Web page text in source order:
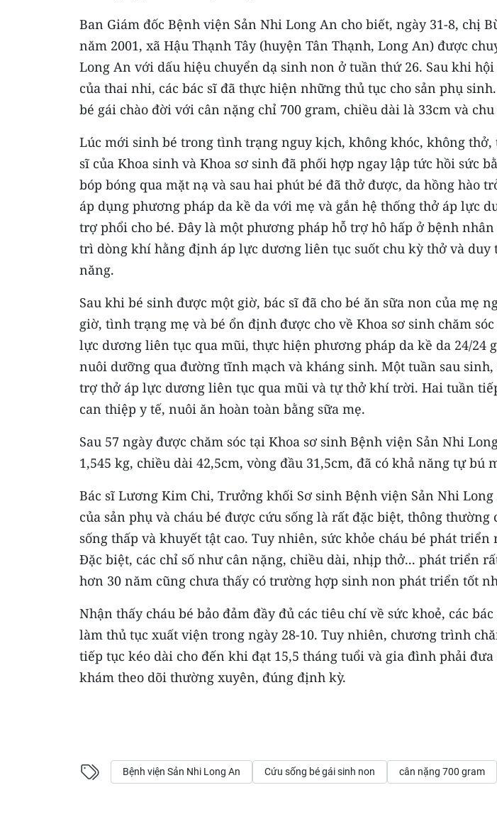
Ban Giám đốc Bệnh viện Sản Nhi Long An cho biết, ngày 31-8, chị
năm 2001, xã Hậu Thạnh Tây (huyện Tân Thạnh, Long An) được
Long An với dấu hiệu chuyển dạ sinh non ở tuần thứ 26. Sau khi
của thai nhi, các bác sĩ đã thực hiện những thủ tục cho sản phụ
bé gái chào đời với cân nặng chỉ 700 gram, chiều dài là 33cm và
Lúc mới sinh bé trong tình trạng nguy kịch, không khóc, không thở,
sĩ của Khoa sinh và Khoa sơ sinh đã phối hợp ngay lập tức hồi sức
bóp bóng qua mặt nạ và sau hai phút bé đã thở được, da hồng hào
áp dụng phương pháp da kề da với mẹ và gắn hệ thống thở áp lực
trợ phổi cho bé. Đây là một phương pháp hỗ trợ hô hấp ở bệnh
trì dòng khí hằng định áp lực dương liên tục suốt chu kỳ thở và
năng.
Sau khi bé sinh được một giờ, bác sĩ đã cho bé ăn sữa non của mẹ
giờ, tình trạng mẹ và bé ổn định được cho về Khoa sơ sinh chăm
lực dương liên tục qua mũi, thực hiện phương pháp da kề da 24/24
nuôi dưỡng qua đường tĩnh mạch và kháng sinh. Một tuần sau
trợ thở áp lực dương liên tục qua mũi và tự thở khí trời. Hai tuần
can thiệp y tế, nuôi ăn hoàn toàn bằng sữa mẹ.
Sau 57 ngày được chăm sóc tại Khoa sơ sinh Bệnh viện Sản Nhi
1,545 kg, chiều dài 42,5cm, vòng đầu 31,5cm, đã có khả năng tự bú
Bác sĩ Lương Kim Chi, Trưởng khối Sơ sinh Bệnh viện Sản Nhi
của sản phụ và cháu bé được cứu sống là rất đặc biệt, thông thường
sống thấp và khuyết tật cao. Tuy nhiên, sức khỏe cháu bé phát
Đặc biệt, các chỉ số như cân nặng, chiều dài, nhịp thở... phát triển
hơn 30 năm cũng chưa thấy có trường hợp sinh non phát triển tốt
Nhận thấy cháu bé bảo đảm đầy đủ các tiêu chí về sức khoẻ, các
làm thủ tục xuất viện trong ngày 28-10. Tuy nhiên, chương trình
tiếp tục kéo dài cho đến khi đạt 15,5 tháng tuổi và gia đình phải
khám theo dõi thường xuyên, đúng định kỳ.
Bệnh viện Sản Nhi Long An Cứu sống bé gái sinh non cân nặng 700 gram